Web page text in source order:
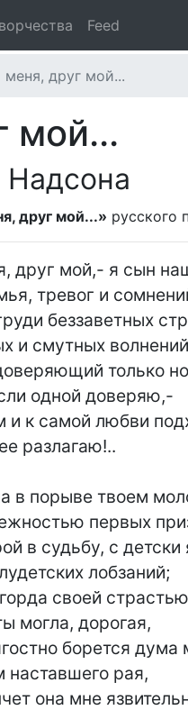
Feed
друг мой...
мой...
друг мой...» русского
друг мой,- я сын
беззаветных
только
и к самой любви
в порыве твоем
в судьбу, с
своей
борется дума
она мне